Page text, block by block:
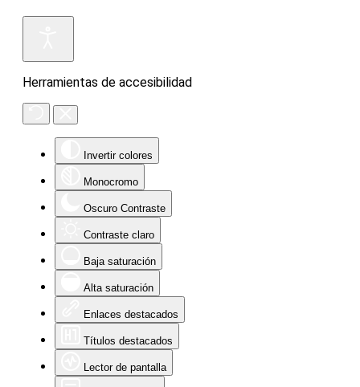
Herramientas de accesibilidad
Invertir colores
Monocromo
Oscuro Contraste
Contraste claro
Baja saturación
Alta saturación
Enlaces destacados
Títulos destacados
Lector de pantalla